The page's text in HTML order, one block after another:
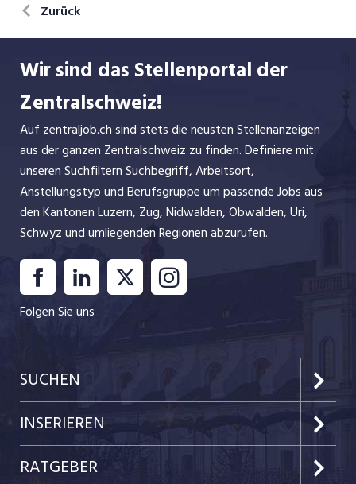
Zurück
Wir sind das Stellenportal der
Zentralschweiz!
Auf zentraljob.ch sind stets die neusten Stellenanzeigen
aus der ganzen Zentralschweiz zu finden. Definiere mit
unseren Suchfiltern Suchbegriff, Arbeitsort,
Anstellungstyp und Berufsgruppe um passende Jobs aus
den Kantonen Luzern, Zug, Nidwalden, Obwalden, Uri,
Schwyz und umliegenden Regionen abzurufen.
Folgen Sie uns
SUCHEN
Kanton Luzern
Kanton Zug
INSERIEREN
Preise & Leistungen
RATGEBER